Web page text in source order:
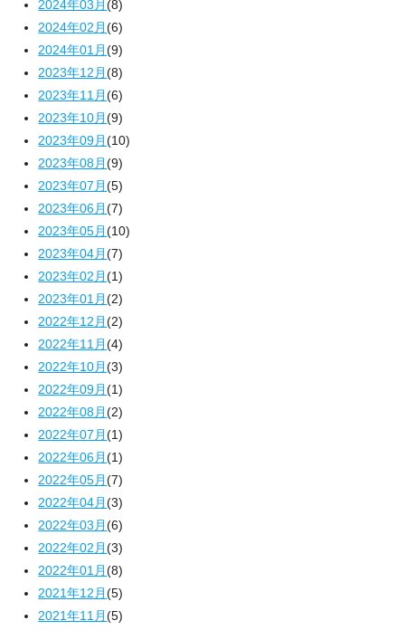
2024年03月(8)
2024年02月(6)
2024年01月(9)
2023年12月(8)
2023年11月(6)
2023年10月(9)
2023年09月(10)
2023年08月(9)
2023年07月(5)
2023年06月(7)
2023年05月(10)
2023年04月(7)
2023年02月(1)
2023年01月(2)
2022年12月(2)
2022年11月(4)
2022年10月(3)
2022年09月(1)
2022年08月(2)
2022年07月(1)
2022年06月(1)
2022年05月(7)
2022年04月(3)
2022年03月(6)
2022年02月(3)
2022年01月(8)
2021年12月(5)
2021年11月(5)